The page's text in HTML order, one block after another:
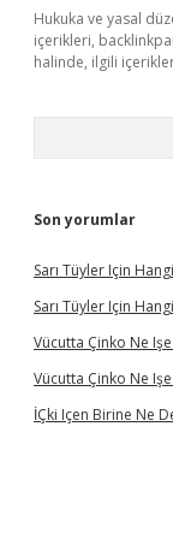
Hukuka ve yasal
içerikleri,
halinde, ilgili
Son yorumlar
Sarı Tüyler Için
Sarı Tüyler Için
Vücutta Çinko Ne
Vücutta Çinko Ne
İÇki Içen Birine Ne